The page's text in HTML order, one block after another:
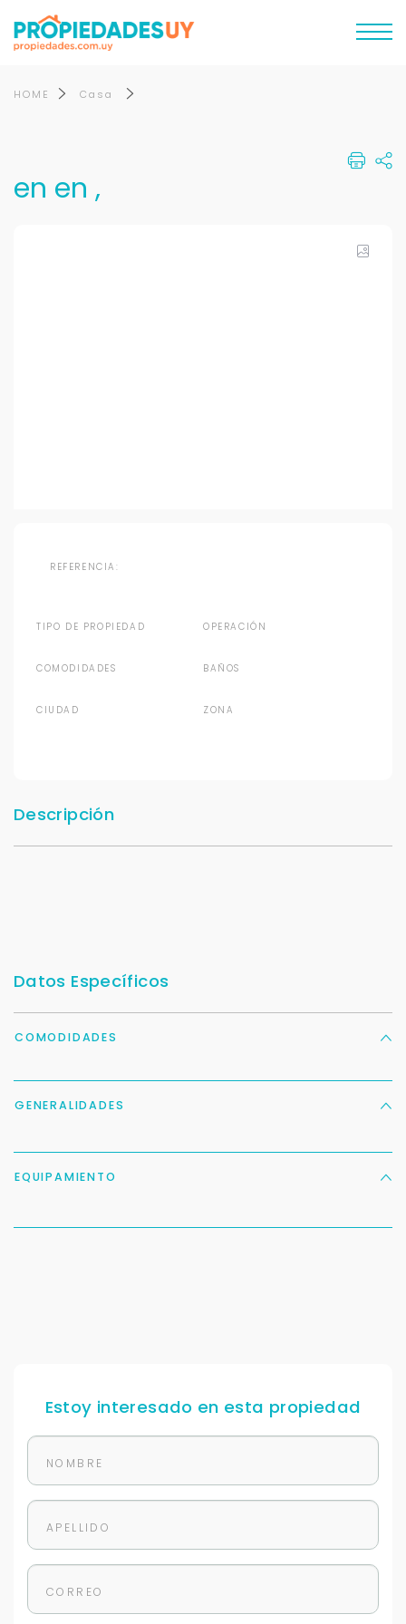
HOME Casa
en en ,
REFERENCIA:
TIPO DE PROPIEDAD OPERACIÓN
COMODIDADES BAÑOS
CIUDAD ZONA
Descripción
Datos Específicos
COMODIDADES
GENERALIDADES
EQUIPAMIENTO
Estoy interesado en esta propiedad